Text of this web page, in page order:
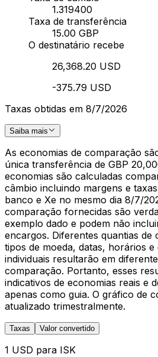
1.319400
Taxa de transferência
15.00 GBP
O destinatário recebe
26,368.20 USD
-375.79 USD
Taxas obtidas em 8/7/2026
Saiba mais
As economias de comparação
única transferência de GBP
economias são calculadas
câmbio incluindo margens e
banco e Xe no mesmo dia 8/7/
comparação fornecidas são
exemplo dado e podem não
encargos. Diferentes quantias de
tipos de moeda, datas, horários
individuais resultarão em
comparação. Portanto, esses
indicativos de economias reais e
apenas como guia. O gráfico de
atualizado trimestralmente.
Taxas Valor convertido
1 USD para ISK